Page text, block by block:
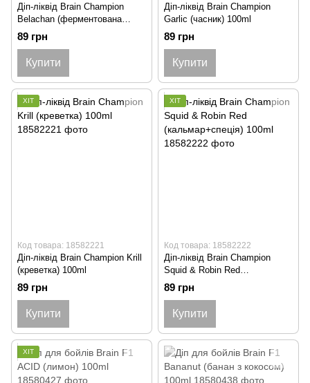
Діп-ліквід Brain Champion
Belachan (ферментована
креветка) 100ml
89 грн
Купити
Діп-ліквід Brain Champion
Garlic (часник) 100ml
89 грн
Купити
ХІТ
Код товара: 18582221
Діп-ліквід Brain Champion Krill
(креветка) 100ml
89 грн
Купити
ХІТ
Код товара: 18582222
Діп-ліквід Brain Champion
Squid & Robin Red
(кальмар+спеція) 100ml
89 грн
Купити
ХІТ